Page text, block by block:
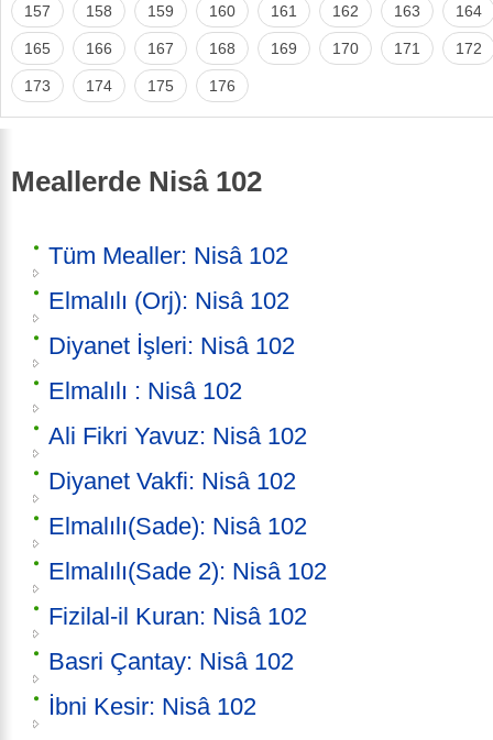
157 158 159 160 161 162 163 164
165 166 167 168 169 170 171 172
173 174 175 176
Meallerde Nisâ 102
Tüm Mealler: Nisâ 102
Elmalılı (Orj): Nisâ 102
Diyanet İşleri: Nisâ 102
Elmalılı : Nisâ 102
Ali Fikri Yavuz: Nisâ 102
Diyanet Vakfi: Nisâ 102
Elmalılı(Sade): Nisâ 102
Elmalılı(Sade 2): Nisâ 102
Fizilal-il Kuran: Nisâ 102
Basri Çantay: Nisâ 102
İbni Kesir: Nisâ 102